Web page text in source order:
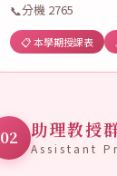
📞分機 2765
📋 本學期授課表
02 助理教授
Assistant